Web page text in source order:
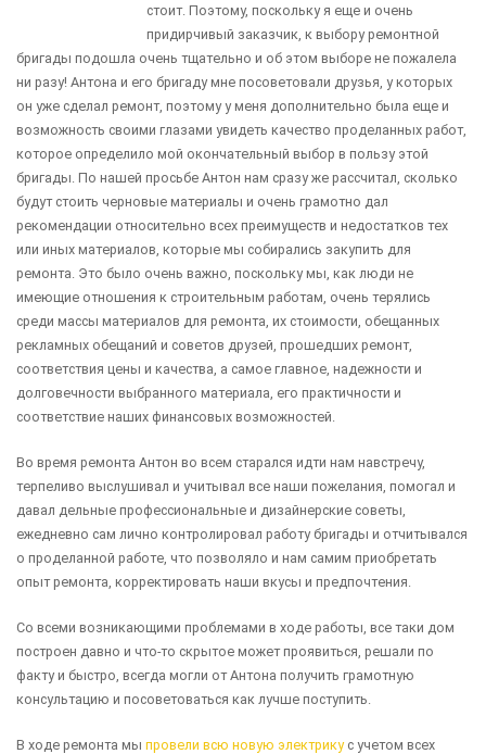
стоит. Поэтому, поскольку я еще и очень
придирчивый заказчик, к выбору ремонтной
бригады подошла очень тщательно и об этом выборе не пожалела
ни разу! Антона и его бригаду мне посоветовали друзья, у которых
он уже сделал ремонт, поэтому у меня дополнительно была еще и
возможность своими глазами увидеть качество проделанных работ,
которое определило мой окончательный выбор в пользу этой
бригады. По нашей просьбе Антон нам сразу же рассчитал, сколько
будут стоить черновые материалы и очень грамотно дал
рекомендации относительно всех преимуществ и недостатков тех
или иных материалов, которые мы собирались закупить для
ремонта. Это было очень важно, поскольку мы, как люди не
имеющие отношения к строительным работам, очень терялись
среди массы материалов для ремонта, их стоимости, обещанных
рекламных обещаний и советов друзей, прошедших ремонт,
соответствия цены и качества, а самое главное, надежности и
долговечности выбранного материала, его практичности и
соответствие наших финансовых возможностей.
Во время ремонта Антон во всем старался идти нам навстречу,
терпеливо выслушивал и учитывал все наши пожелания, помогал и
давал дельные профессиональные и дизайнерские советы,
ежедневно сам лично контролировал работу бригады и отчитывался
о проделанной работе, что позволяло и нам самим приобретать
опыт ремонта, корректировать наши вкусы и предпочтения.
Со всеми возникающими проблемами в ходе работы, все таки дом
построен давно и что-то скрытое может проявиться, решали по
факту и быстро, всегда могли от Антона получить грамотную
консультацию и посоветоваться как лучше поступить.
В ходе ремонта мы провели всю новую электрикус учетом всех